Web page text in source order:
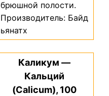
брюшной полости.
Производитель: Байд
ьянатх
Каликум —
Кальций
(Calicum), 100